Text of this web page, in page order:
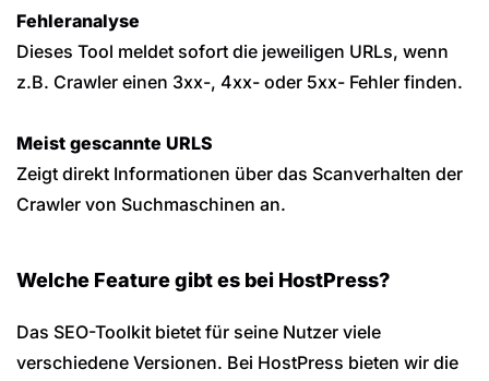
Fehleranalyse
Dieses Tool meldet sofort die jeweiligen URLs, wenn
z.B. Crawler einen 3xx-, 4xx- oder 5xx- Fehler finden.
Meist gescannte URLS
Zeigt direkt Informationen über das Scanverhalten der
Crawler von Suchmaschinen an.
Welche Feature gibt es bei HostPress?
Das SEO-Toolkit bietet für seine Nutzer viele
verschiedene Versionen. Bei HostPress bieten wir die